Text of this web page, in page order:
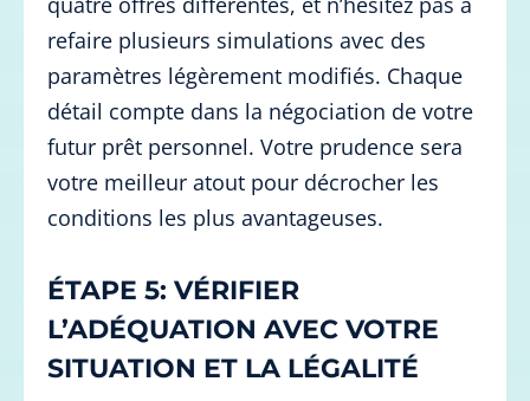
refaire plusieurs simulations avec des
paramètres légèrement modifiés. Chaque
détail compte dans la négociation de votre
futur prêt personnel. Votre prudence sera
votre meilleur atout pour décrocher les
conditions les plus avantageuses.
ÉTAPE 5: VÉRIFIER
L’ADÉQUATION AVEC VOTRE
SITUATION ET LA LÉGALITÉ